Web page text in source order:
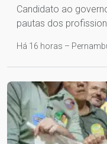
Candidato ao
pautas dos
Há 16 horas –